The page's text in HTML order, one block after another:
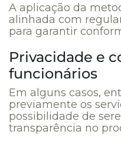
A aplicação da
alinhada com
para garantir
Privacidade e
funcionários
Em alguns casos,
previamente os
possibilidade de
transparência no